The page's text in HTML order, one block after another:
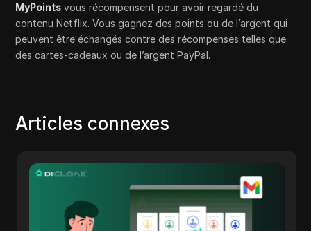
MyPoints vous récompensent pour avoir regardé du
contenu Netflix. Vous gagnez des points ou de l’argent qui
peuvent être échangés contre des récompenses telles que
des cartes-cadeaux ou de l’argent PayPal.
Articles connexes